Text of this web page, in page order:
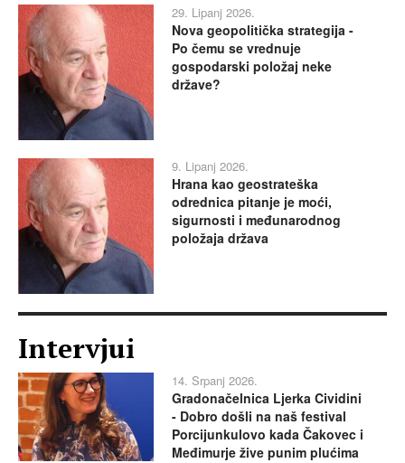
29. Lipanj 2026.
Nova geopolitička strategija -
Po čemu se vrednuje
gospodarski položaj neke
države?
9. Lipanj 2026.
Hrana kao geostrateška
odrednica pitanje je moći,
sigurnosti i međunarodnog
položaja država
Intervjui
14. Srpanj 2026.
Gradonačelnica Ljerka Cividini
- Dobro došli na naš festival
Porcijunkulovo kada Čakovec i
Međimurje žive punim plućima